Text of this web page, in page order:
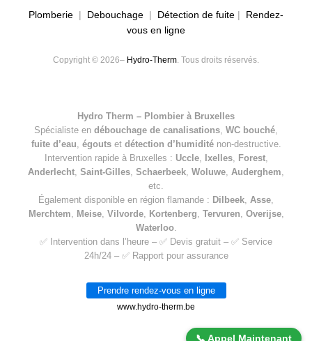
Plomberie | Debouchage | Détection de fuite | Rendez-
vous en ligne
Copyright © 2026– Hydro-Therm . Tous droits réservés.
📞 Appel Maintenant
Hydro Therm – Plombier à Bruxelles
Spécialiste en débouchage de canalisations WC bouché
fuite d’eau égoutset détection d’humiditénon-destructive.
Intervention rapide à Bruxelles : Uccle, Ixelles, Forest,
Anderlecht Saint-Gilles Schaerbeek Woluwe Auderghem
etc.
Également disponible en région flamande : Dilbeek Asse
Merchtem
Meise, Vilvorde, Kortenberg Tervuren Overijse,
Waterloo.
✅ Intervention dans l’heure – ✅ Devis gratuit – ✅ Service
24h/24 – ✅ Rapport pour assurance
Prendre rendez-vous en ligne
www.hydro-therm.be